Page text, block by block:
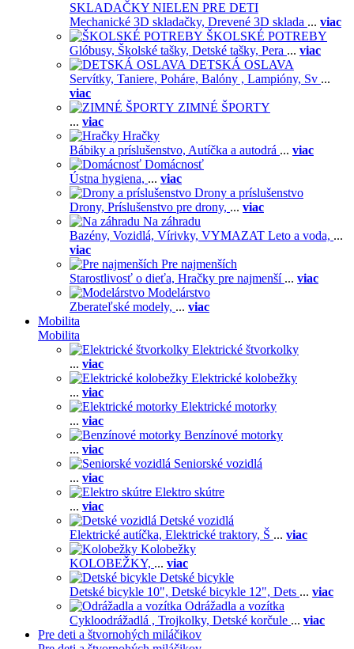
SKLADAČKY NIELEN PRE DETI
Mechanické 3D skladačky, Drevené 3D sklada ... viac
ŠKOLSKÉ POTREBY
Glóbusy, Školské tašky, Detské tašky, Pera ... viac
DETSKÁ OSLAVA
Servítky, Taniere, Poháre, Balóny , Lampióny, Sv ...
viac
ZIMNÉ ŠPORTY
... viac
Hračky
Bábiky a príslušenstvo, Autíčka a autodrá ... viac
Domácnosť
Ústna hygiena, ... viac
Drony a príslušenstvo
Drony, Príslušenstvo pre drony, ... viac
Na záhradu
Bazény, Vozidlá, Vírivky, VYMAZAT Leto a voda, ...
viac
Pre najmenších
Starostlivosť o dieťa, Hračky pre najmenší ... viac
Modelárstvo
Zberateľské modely, ... viac
Mobilita
Mobilita
Elektrické štvorkolky
... viac
Elektrické kolobežky
... viac
Elektrické motorky
... viac
Benzínové motorky
... viac
Seniorské vozidlá
... viac
Elektro skútre
... viac
Detské vozidlá
Elektrické autíčka, Elektrické traktory, Š ... viac
Kolobežky
KOLOBEŽKY, ... viac
Detské bicykle
Detské bicykle 10", Detské bicykle 12", Dets ... viac
Odrážadla a vozítka
Cykloodrážadlá , Trojkolky, Detské korčule ... viac
Pre deti a štvornohých miláčikov